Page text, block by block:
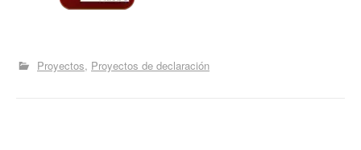
Proyectos Proyectos de declaración